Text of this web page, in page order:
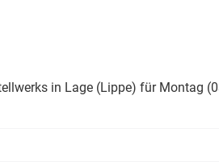
in Lage (Lippe) für Montag